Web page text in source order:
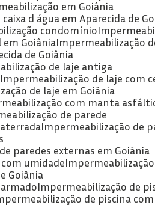
em Goiânia
d água em Aparecida de
condomínio
Goiânia Impermeabilização
de Goiânia
de laje antiga
Impermeabilização de laje com
de laje em Goiânia
com manta
de parede
Impermeabilização de
paredes externas em Goiânia
umidade
Goiânia
Impermeabilização de
de piscina